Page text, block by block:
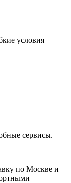
условия
сервисы.
по Москве и